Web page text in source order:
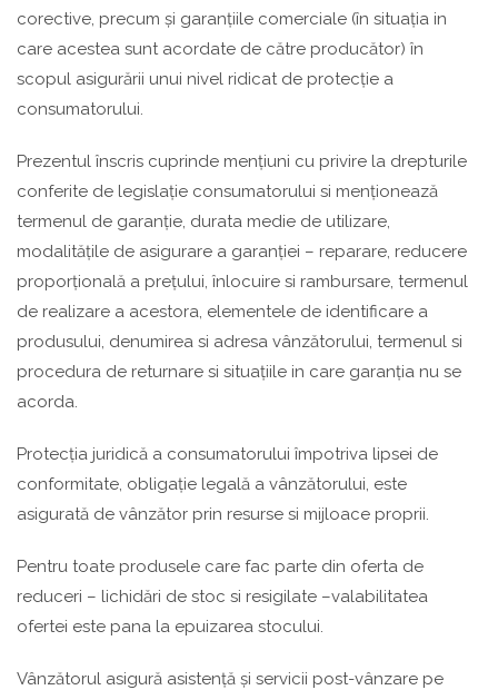
corective, precum și garanțiile comerciale (în situația in
care acestea sunt acordate de către producător) în
scopul asigurării unui nivel ridicat de protecție a
consumatorului.
Prezentul înscris cuprinde mențiuni cu privire la drepturile
conferite de legislație consumatorului si menționează
termenul de garanție, durata medie de utilizare,
modalitățile de asigurare a garanției – reparare, reducere
proporțională a prețului, înlocuire si rambursare, termenul
de realizare a acestora, elementele de identificare a
produsului, denumirea si adresa vânzătorului, termenul si
procedura de returnare si situațiile in care garanția nu se
acorda.
Protecția juridică a consumatorului împotriva lipsei de
conformitate, obligație legală a vânzătorului, este
asigurată de vânzător prin resurse si mijloace proprii.
Pentru toate produsele care fac parte din oferta de
reduceri – lichidări de stoc si resigilate –valabilitatea
ofertei este pana la epuizarea stocului.
Vânzătorul asigură asistență și servicii post-vânzare pe